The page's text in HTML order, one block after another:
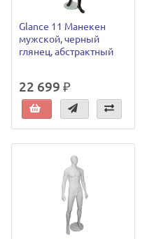
Glance 11 Манекен
мужской, черный
глянец, абстрактный
22 699 ₽